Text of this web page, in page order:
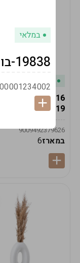
19616-אגרטל הרמס
19ס"מ -קרם
9009492379626
במארז6
במלאי
19838-בוקט קיפוד 28ס"מ-ורוד